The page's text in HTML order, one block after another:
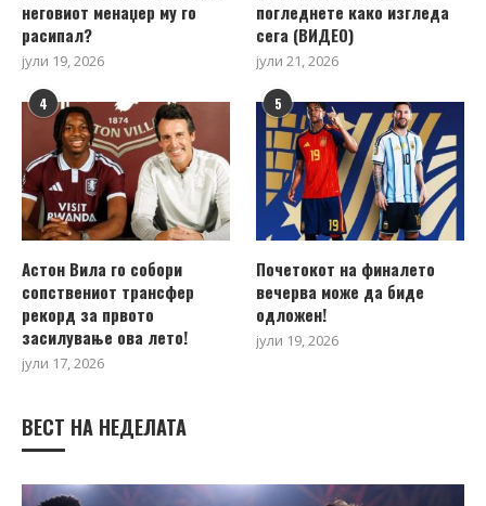
неговиот менаџер му го
расипал?
јули 19, 2026
погледнете како изгледа
сега (ВИДЕО)
јули 21, 2026
4
Астон Вила го собори
сопствениот трансфер
рекорд за првото
засилување ова лето!
јули 17, 2026
5
Почетокот на финалето
вечерва може да биде
одложен!
јули 19, 2026
ВЕСТ НА НЕДЕЛАТА